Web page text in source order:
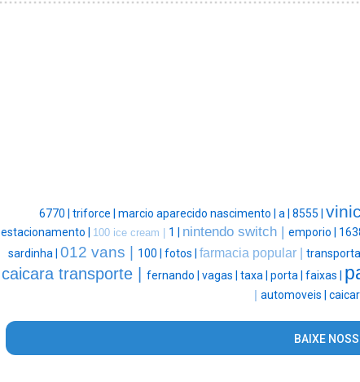
6770 | triforce | marcio aparecido nascimento | a | 8555 |
estacionamento | 100 ice cream | 1 | nintendo switch | emporio |
sardinha | 012 vans | 100 | fotos | farmacia popular |
caicara transporte | fernando | vagas | taxa | porta | faixas |
automoveis |
BAIXE